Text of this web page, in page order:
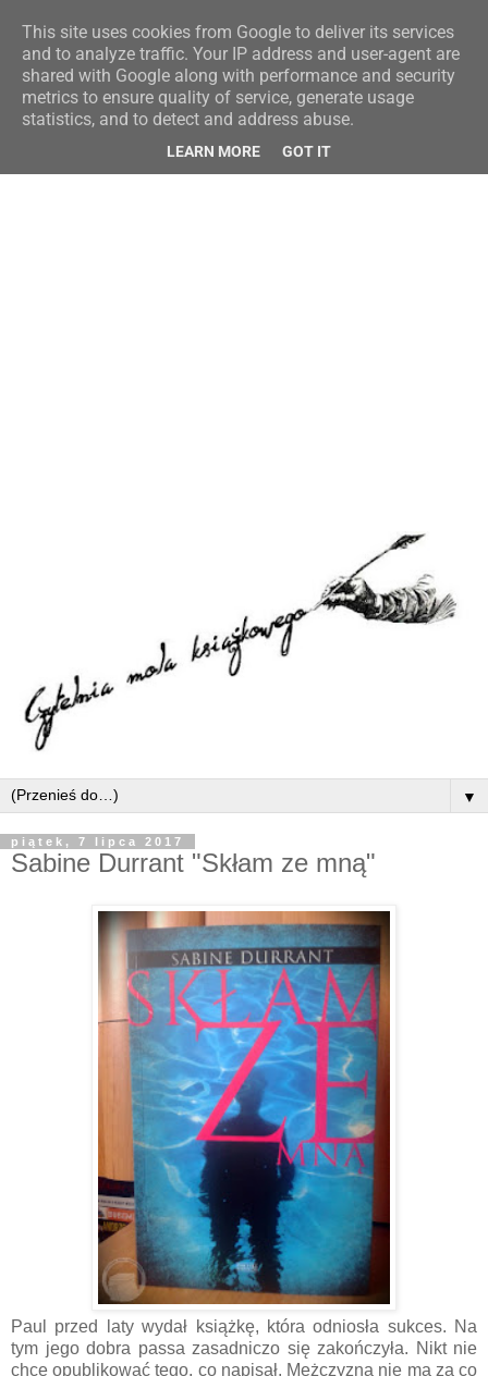
▼
piątek, 7 lipca 2017
Sabine Durrant "Skłam ze mną"
Paul przed laty wydał książkę, która odniosła sukces. Na
tym jego dobra passa zasadniczo się zakończyła. Nikt nie
chce opublikować tego, co napisał. Mężczyzna nie ma za co
This site uses cookies from Google to deliver its services
and to analyze traffic. Your IP address and user-agent are
shared with Google along with performance and security
metrics to ensure quality of service, generate usage
statistics, and to detect and address abuse.
LEARN MORE GOT IT